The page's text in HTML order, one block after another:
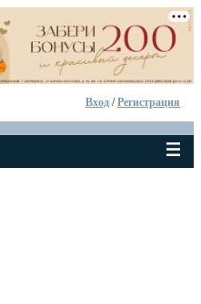
Вход /Регистрация